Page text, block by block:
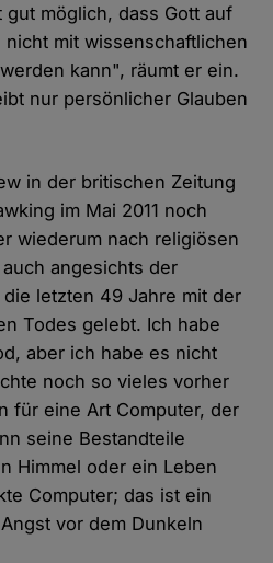
möglich, dass Gott auf
mit wissenschaftlichen
kann", räumt er ein.
nur persönlicher Glauben
in der britischen Zeitung
im Mai 2011 noch
wiederum nach religiösen
angesichts der
letzten 49 Jahre mit der
Todes gelebt. Ich habe
aber ich habe es nicht
noch so vieles vorher
für eine Art Computer, der
seine Bestandteile
Himmel oder ein Leben
Computer; das ist ein
vor dem Dunkeln